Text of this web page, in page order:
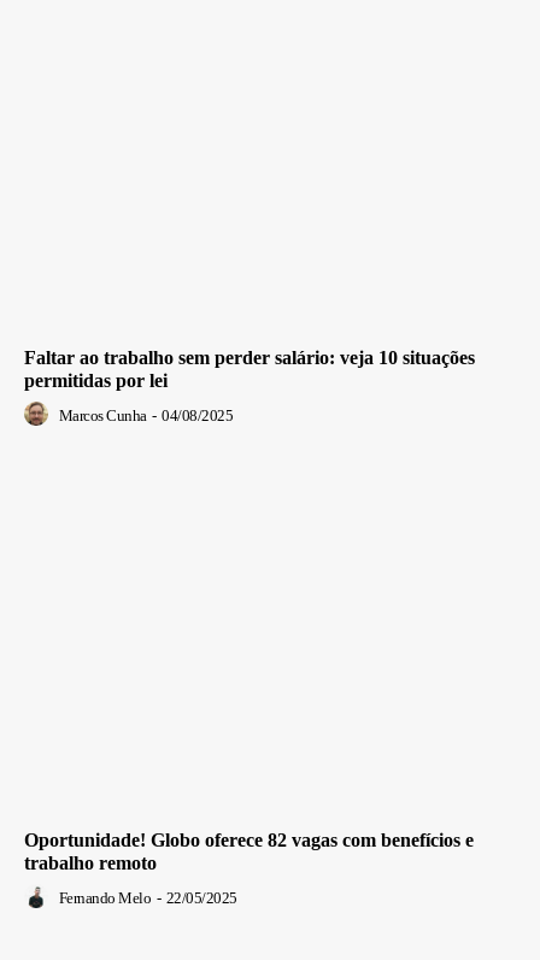
Faltar ao trabalho sem perder salário: veja 10 situações
permitidas por lei
Marcos Cunha - 04/08/2025
Oportunidade! Globo oferece 82 vagas com benefícios e
trabalho remoto
Fernando Melo - 22/05/2025